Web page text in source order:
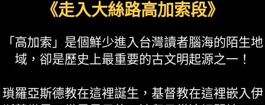
《走入大絲路高加索段》
「高加索」是個鮮少進入台灣讀者腦海的陌生地
域，卻是歷史上最重要的古文明起源之一！
瑣羅亞斯德教在這裡誕生，基督教在這裡嵌入伊